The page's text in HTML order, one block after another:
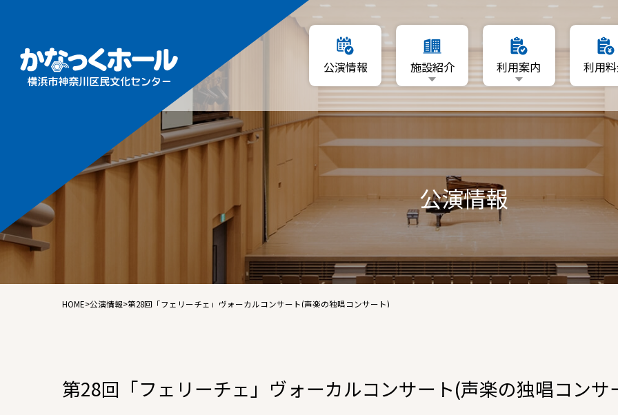
公演情報 施設紹介
ギャラリーA・B
音楽ルーム
練習室A・B
利用案内
利用者登録について
資料ダウンロード
利用
フロアマップ
ギャラリーA・B
音楽ルーム
練習室A・B
利用日を指定
空いている日程から利用
利用者登録について
公演情報
HOME>公演情報>第28回「フェリーチェ」ヴォーカルコンサート(声楽の独唱コンサート)
第28回「フェリーチェ」ヴォーカルコンサート(声楽の独唱コンサ